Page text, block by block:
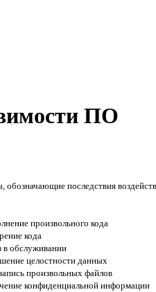
ПО
последствия
произвольного кода
кода
в обслуживании
целостности данных
произвольных файлов
конфиденциальной информации